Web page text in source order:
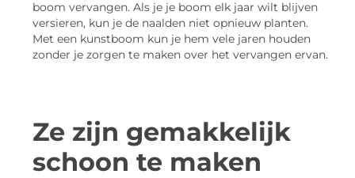
boom vervangen. Als je je boom elk jaar wilt blijven
versieren, kun je de naalden niet opnieuw planten.
Met een kunstboom kun je hem vele jaren houden
zonder je zorgen te maken over het vervangen ervan.
Ze zijn gemakkelijk
schoon te maken